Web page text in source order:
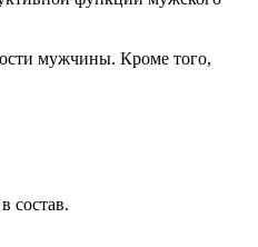
мужчины. Кроме того,
состав.